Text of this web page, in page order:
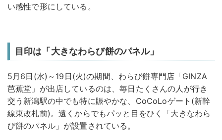
い感性で形にしている。
目印は「大きなわらび餅のパネル」
5月6日(水)～19日(火)の期間、わらび餅専門店「GINZA
芭蕉堂」が出店しているのは、毎日たくさんの人が行き
交う新潟駅の中でも特に賑やかな、CoCoLoゲート(新幹
線東改札前)。遠くからでもパッと目をひく「大きなわら
び餅のパネル」が設置されている。